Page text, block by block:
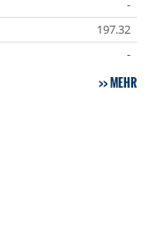
-
197.32
-
MEHR